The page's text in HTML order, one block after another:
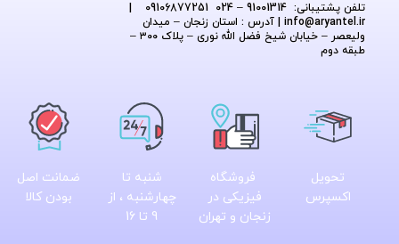
تلفن پشتیبانی: 91001314 – 024 09106877251
info@aryantel.ir
| آدرس : استان زنجان – میدان
ولیعصر – خیابان شیخ فضل الله نوری – پلاک ۳۰۰ –
طبقه دوم
تحویل
اکسپرس
فروشگاه
فیزیکی در
زنجان و تهران
شنبه تا
چهارشنبه ، از
9 تا 16
ضمانت اصل
بودن کالا